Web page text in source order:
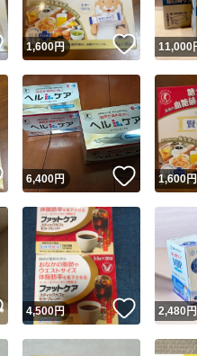
ユ
Yahoo!フリマが定めた一定の基準
いいね！
1,600円 いいね！
11,000
いいね！
6,400円 いいね！
1,600円
いいね！
4,500円 いいね！
2,480円